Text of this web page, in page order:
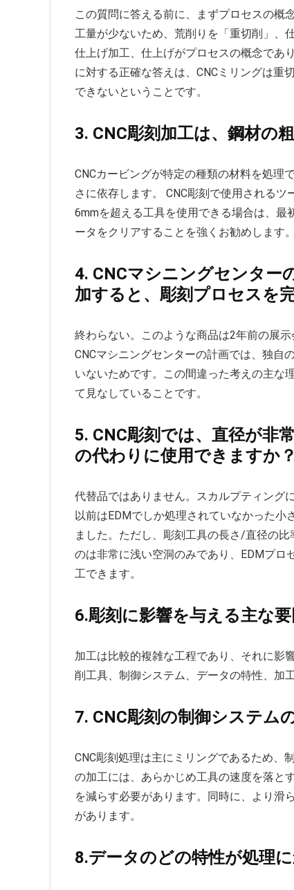
この質問に答える前に、まずプロセスの概
工量が少ないため、荒削りを「重切削」、
仕上げ加工、仕上げがプロセスの概念であ
に対する正確な答えは、CNCミリングは重
できないということです。
3. CNC彫刻加工は、鋼材の
CNCカービングが特定の種類の材料を処理
さに依存します。 CNC彫刻で使用される
6mmを超える工具を使用できる場合は、最
ータをクリアすることを強くお勧めします。
4. CNCマシニングセンター
加すると、彫刻プロセスを
終わらない。このような商品は2年前の展
CNCマシニングセンターの計画では、独自
いないためです。この間違った考えの主な
て見なしていることです。
5. CNC彫刻では、直径が非
の代わりに使用できますか？
代替品ではありません。スカルプティング
以前はEDMでしか処理されていなかった小
ました。ただし、彫刻工具の長さ/直径の
のは非常に浅い空洞のみであり、EDMプロ
工できます。
6.彫刻に影響を与える主な
加工は比較的複雑な工程であり、それに影
削工具、制御システム、データの特性、加
7. CNC彫刻の制御システム
CNC彫刻処理は主にミリングであるため、
の加工には、あらかじめ工具の速度を落と
を減らす必要があります。同時に、より滑
があります。
8.データのどの特性が処理